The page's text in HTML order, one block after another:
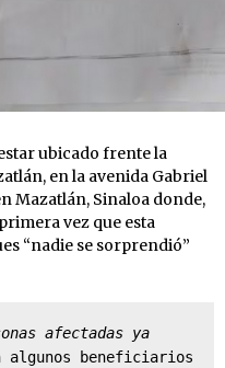
ubicado frente la
en la avenida Gabriel
Mazatlán, Sinaloa donde,
vez que esta
“nadie se sorprendió”
afectadas ya
algunos beneficiarios